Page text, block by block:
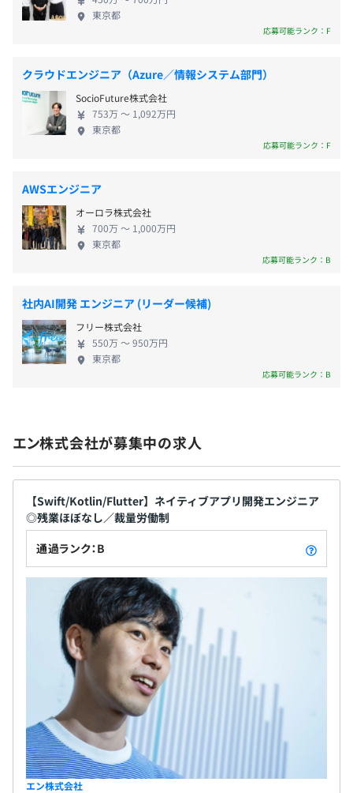
■オンライン学習支援（Udemy、Progate、ドットイン
本を進呈）
■その他書籍購入・勉強補助 など
Terraform
社以上が利用する『engage』をはじめとし、さまざまな
蓄積してきた人材募集・選考・配置・教育・評価など幅広
い人材サービスデータをもとに、ビッグデータの分析・活
用を進めさらなるAIソリューションの提供を目指していま
す。この取り組みをよりいっそう前に進めるため、24年7
月にAI研究専任組織を立ち上げ、独自のAIモデル・アルゴ
リズム開発に注力をおこなっています。
◆内製化を推進、新技術基盤の開発も
当社プロダクト『engage』については、開発スピードア
ップのために内製化を推進中。プロダクトのUI・UX改善
はもちろん『engage』での活用を想定した新しい技術基
盤（基礎技術）の開発も推進予定。
◆「頼まれていないこと」にも取り組める環境を
自分たちの意思を起点に「頼まれていない（けどやったほ
うがよいと思う・おもしろいと思う）こと」に手を出せる
ような、余裕ある組織体制をつくりたいと考えています。
東京第二オフィス
受動喫煙防止措置に関する事項
対策：あり
対策内容：敷地内禁煙
■JR線・京王線・小田急線・丸ノ内線・都営新宿線・都
営大江戸線「新宿駅」より徒歩13分
■都営大江戸線「都庁前駅」より徒歩5分
■出産・育児休暇（復帰・取得実績あり）
■時間外手当（超過分）
■結婚記念日お祝い金（結婚記念月に2万円支給）
給与改定：年1回（7月）
保険）
無期雇用
6カ月（条件などの変更はありません）
励されています。 働き方においては、Slackやビデオ
会議を活用した密でオープンなコミュニケーション
て継続的な改善と知識向上が図られています。 ◆エ
ンジニアの成長を支える多様なキャリアパスと手厚
い支援制度 エン株式会社では、エンジニアリングを
軸としたプロダクトマネジャー、テックリード、エ
ンジニアリングマネジャーなど、多様なキャリアパ
スキルに基づいた「Professional Grade（PG）」に
よる年俸制を採用しており、正当な評価がなされて
いるとメンバーからも評価されています。 成長支援
としては、資格補助、技術カンファレンスや有償ワ
ークショップなどの外部研修参加支援、社内勉強会
ト手当（月額1万円）も支給されます。 さらに、子育
てや結婚記念日を支援する福利厚生、社員持株会や
株式付与型の退職金制度といった長期的な資産形成
の支援、若手の挑戦を後押しするチャレンジ管理職
東京都
応募可能ランク：F
クラウドエンジニア（Azure／情報システム部門）
SocioFuture株式会社
753万 〜 1,092万円
東京都
応募可能ランク：F
AWSエンジニア
オーロラ株式会社
700万 〜 1,000万円
東京都
応募可能ランク：B
社内AI開発 エンジニア (リーダー候補)
フリー株式会社
550万 〜 950万円
東京都
応募可能ランク：B
エン株式会社が募集中の求人
【Swift/Kotlin/Flutter】ネイティブアプリ開発エンジニア
◎残業ほぼなし／裁量労働制
通過ランク：B
エン株式会社